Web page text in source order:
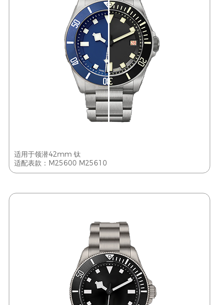
适用于领潜42mm 钛
适配表款：M25600 M25610